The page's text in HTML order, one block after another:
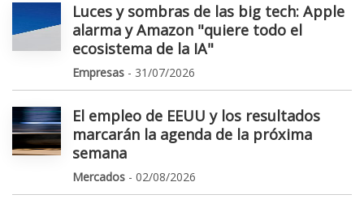
Luces y sombras de las big tech: Apple
alarma y Amazon "quiere todo el
ecosistema de la IA"
Empresas - 31/07/2026
El empleo de EEUU y los resultados
marcarán la agenda de la próxima
semana
Mercados - 02/08/2026